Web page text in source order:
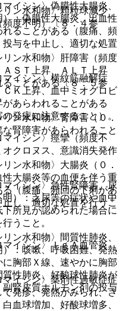
イシン〉偽膜性大腸炎、
：偽膜性大腸炎、出血性
ることがある（腹痛、頻
与を中止し、適切な処置
イシン〉横紋筋融解症
Ｋ上昇、血中ミオグロビ
あらわれることがある
発症に注意すること）。
イシン〉痙攣（頻度不
クロヌス、意識消失発作
イシン〉急性腎障害、尿
）：乏尿等の症状や血中
所見が認められた場合に
うこと。
イシン〉ＩｇＡ血管炎
イシン〉薬剤性過敏症症
発疹、発熱がみられ、さ
血球増加、好酸球増多、
ン水和物〉顆粒球減少
度不明）〔８．４参
ン水和物〉肝障害（頻度
ＳＴ上昇、ＡＬＴ上昇
ことがある〔８．５参
ン水和物〉腎障害（０．
腎障害があらわれること
ン水和物〉大腸炎（０．
大腸炎等の血便を伴う重
（腹痛、頻回の下痢があ
し、適切な処置を行うこ
ン水和物〉間質性肺炎、
：咳嗽、呼吸困難、発熱
胸部Ｘ線、速やかに胸部
性肺炎、好酸球性肺炎が
腎皮質ホルモン剤の投与